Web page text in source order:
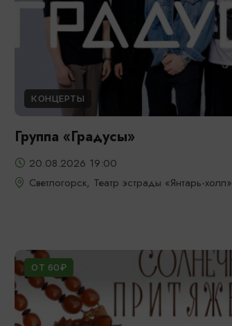
КОНЦЕРТЫ
Группа «Градусы»
20.08.2026 19:00
Светлогорск, Театр эстрады «Янтарь-холл»
ОТ 60₽